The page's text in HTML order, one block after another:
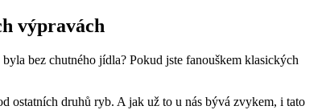
výpravách
bez chutného jídla? Pokud jste fanouškem klasických
ostatních druhů ryb. A jak už to u nás bývá zvykem, i tato